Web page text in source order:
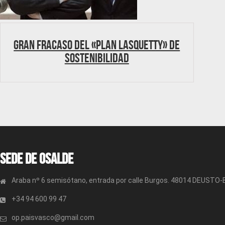
Gran fracaso del «Plan Lasquetty» de
sostenibilidad
Sede de OSALDE
Araba nº 6 semisótano, entrada por calle Burgos. 48014 DEUSTO-
+34 94 600 99 47
op.paisvasco@gmail.com